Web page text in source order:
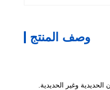
وصف المنتج
وغير الحديدية.